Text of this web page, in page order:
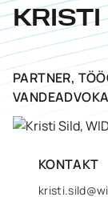
KRISTI
PARTNER,
KONTAKT